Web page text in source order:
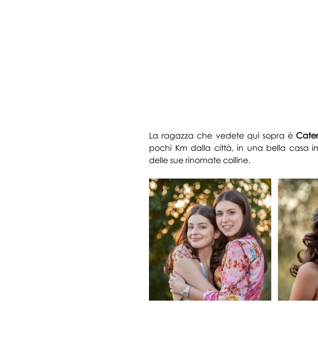
La ragazza che vedete qui sopra è
pochi Km dalla città, in una bella casa
delle sue rinomate colline.